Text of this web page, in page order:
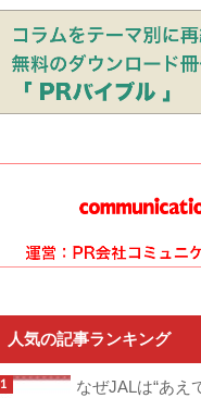
人気の記事ランキング
なぜJALは“あえ